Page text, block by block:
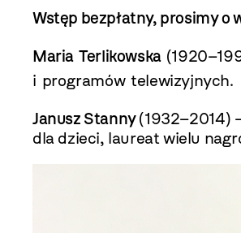
Wstęp bezpłatny, prosimy o
Maria Terlikowska
i programów telewizyjnych.
Janusz Stanny(1932–2014)
dla dzieci, laureat wielu